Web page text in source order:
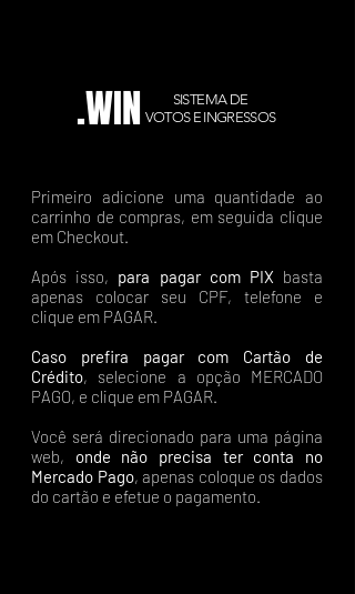
.WIN
SISTEMA DE
VOTOS E INGRESSOS
Primeiro adicione uma quantidade ao
carrinho de compras, em seguida clique
em Checkout.
Após isso, para pagar com PIX basta
apenas colocar seu CPF, telefone e
clique em PAGAR.
Caso prefira pagar com Cartão de
Crédito, selecione a opção MERCADO
PAGO, e clique em PAGAR.
Você será direcionado para uma página
web, onde não precisa ter conta no
Mercado Pago, apenas coloque os dados
do cartão e efetue o pagamento.